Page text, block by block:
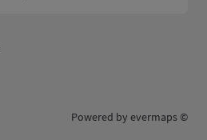
Powered by evermaps ©